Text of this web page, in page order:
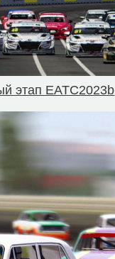
этап EATC2023b